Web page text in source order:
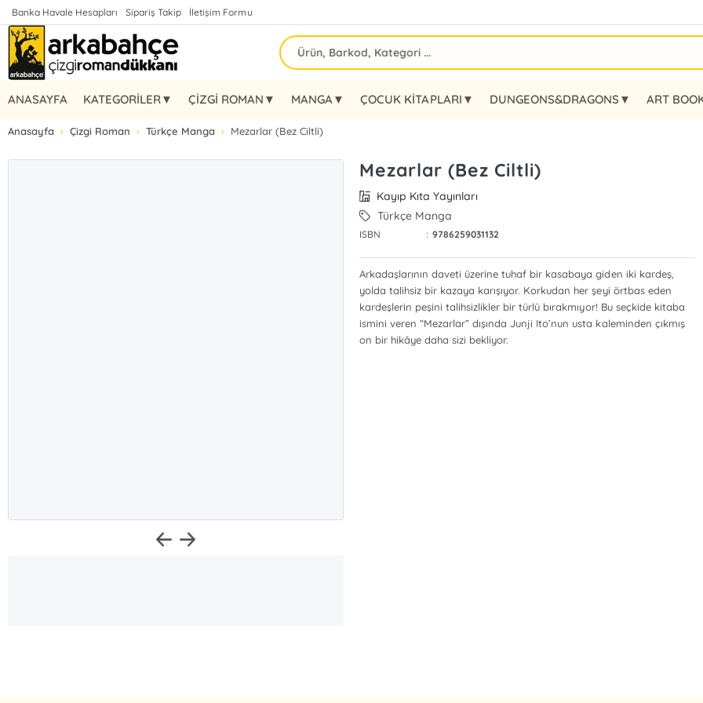
Banka Havale Hesapları Sipariş Takip İletişim Formu
ANASAYFA KATEGORİLER▼ ÇİZGİ ROMAN▼ MANGA▼ ÇOCUK KİTAPLARI▼ DUNGEONS&DRAGONS▼ ART
Anasayfa Çizgi Roman Türkçe Manga Mezarlar (Bez Ciltli)
Mezarlar (Bez Ciltli)
Kayıp Kıta Yayınları
Türkçe Manga
ISBN : 9786259031132
Arkadaşlarının daveti üzerine tuhaf bir kasabaya giden iki kardeş,
yolda talihsiz bir kazaya karışıyor. Korkudan her şeyi örtbas eden
kardeşlerin peşini talihsizlikler bir türlü bırakmıyor! Bu seçkide kitaba
ismini veren “Mezarlar” dışında Junji Ito’nun usta kaleminden çıkmış
on bir hikâye daha sizi bekliyor.